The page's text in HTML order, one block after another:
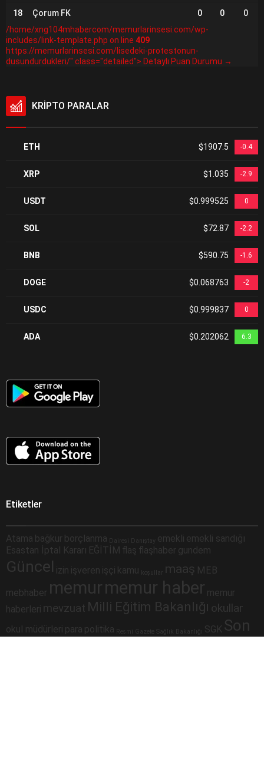
18 Çorum FK 0 0
0
/home/xng104mhabercom/memurlarinsesi.com/wp-
includes/link-template.php on line 409
https://memurlarinsesi.com/lisedeki-protestonun-
dusundurdukleri/" class="detailed"> Detaylı Puan Durumu →
KRİPTO PARALAR
ETH $1907.5 -0.4
XRP $1.035 -2.9
USDT $0.999525 0
SOL $72.87 -2.2
BNB $590.75 -1.6
DOGE $0.068763 -2
USDC $0.999837 0
ADA $0.202062 6.3
Etiketler
Atama bağkur borçlanma Dairesi Danıştay emekli emekli sandığı
Esastan İptal Kararı EĞİTİM flaş flaşhaber gundem
Güncel izin işveren işçi kamu koşullar maaş MEB
mebhaber memurmemur haber memur
haberleri mevzuat Milli Eğitim Bakanlığı okullar
okul müdürleri para politika Resmi Gazete Sağlık Bakanlığı SGK Son